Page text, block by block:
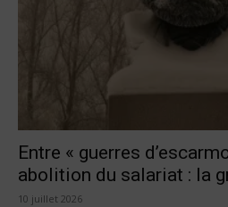
Entre « guerres
abolition du salariat : la
10 juillet 2026